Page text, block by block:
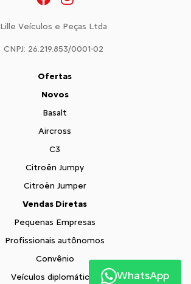
Lille Veículos e Peças Ltda
CNPJ: 26.219.853/0001-02
Ofertas
Novos
Basalt
Aircross
C3
Citroën Jumpy
Citroën Jumper
Vendas Diretas
Pequenas Empresas
Profissionais autônomos
Convênio
Veículos diplomáticos
WhatsApp